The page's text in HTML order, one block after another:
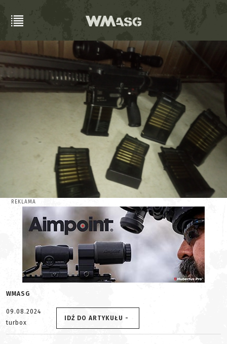
REKLAMA
WMASG
09.08.2024
turbox
IDŹ DO ARTYKUŁU -